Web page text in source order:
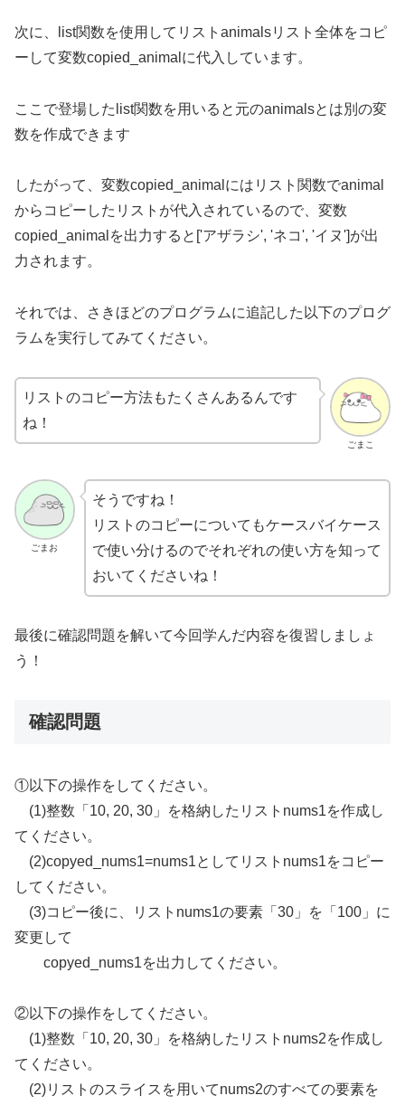
次に、list関数を使用してリストanimalsリスト全体をコピ
ーして変数copied_animalに代入しています。
ここで登場したlist関数を用いると元のanimalsとは別の変
数を作成できます
したがって、変数copied_animalにはリスト関数でanimal
からコピーしたリストが代入されているので、変数
copied_animalを出力すると['アザラシ', 'ネコ', 'イヌ']が出
力されます。
それでは、さきほどのプログラムに追記した以下のプログ
ラムを実行してみてください。
ごまこ
リストのコピー方法もたくさんあるんです
ね！
ごまお
そうですね！
リストのコピーについてもケースバイケース
で使い分けるのでそれぞれの使い方を知って
おいてくださいね！
最後に確認問題を解いて今回学んだ内容を復習しましょ
う！
確認問題
①以下の操作をしてください。
(1)整数「10, 20, 30」を格納したリストnums1を作成し
てください。
(2)copyed_nums1=nums1としてリストnums1をコピー
してください。
(3)コピー後に、リストnums1の要素「30」を「100」に
変更して
copyed_nums1を出力してください。
②以下の操作をしてください。
(1)整数「10, 20, 30」を格納したリストnums2を作成し
てください。
(2)リストのスライスを用いてnums2のすべての要素を